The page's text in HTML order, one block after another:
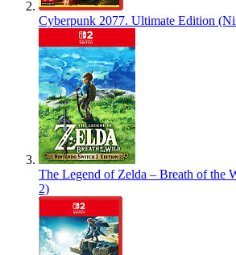
Cyberpunk 2077. Ultimate Edition
The Legend of Zelda – Breath of the
2)